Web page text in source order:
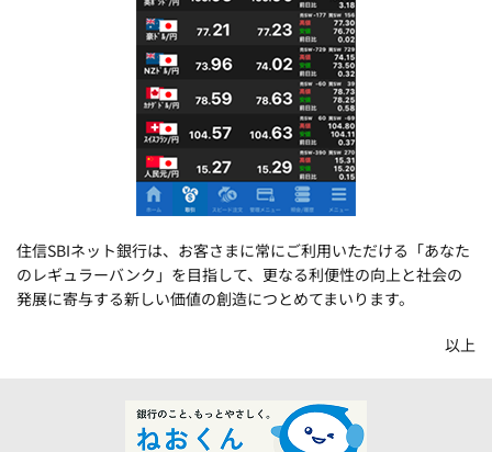
住信SBIネット銀行は、お客さまに常にご利用いただける「あなた
のレギュラーバンク」を目指して、更なる利便性の向上と社会の
発展に寄与する新しい価値の創造につとめてまいります。
以上